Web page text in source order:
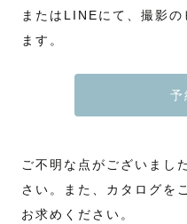
またはLINEにて、撮影
ます。
予
ご不明な点がございまし
さい。また、カタログを
お求めください。